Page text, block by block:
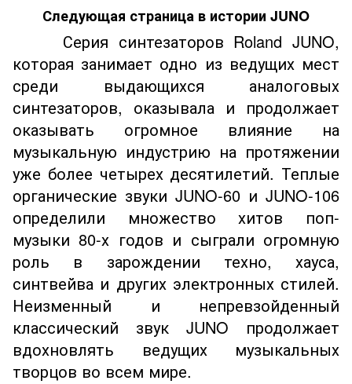
Следующая страница в истории JUNO
Серия синтезаторов Roland JUNO,
которая занимает одно из ведущих мест
среди выдающихся аналоговых
синтезаторов, оказывала и продолжает
оказывать огромное влияние на
музыкальную индустрию на протяжении
уже более четырех десятилетий. Теплые
органические звуки JUNO-60 и JUNO-106
определили множество хитов поп-
музыки 80-х годов и сыграли огромную
роль в зарождении техно, хауса,
синтвейва и других электронных стилей.
Неизменный и непревзойденный
классический звук JUNO продолжает
вдохновлять ведущих музыкальных
творцов во всем мире.